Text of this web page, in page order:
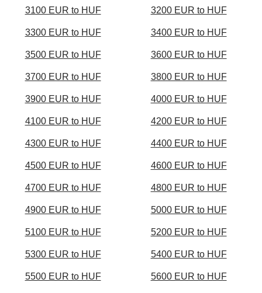
3100 EUR to HUF 3200 EUR to HUF
3300 EUR to HUF 3400 EUR to HUF
3500 EUR to HUF 3600 EUR to HUF
3700 EUR to HUF 3800 EUR to HUF
3900 EUR to HUF 4000 EUR to HUF
4100 EUR to HUF 4200 EUR to HUF
4300 EUR to HUF 4400 EUR to HUF
4500 EUR to HUF 4600 EUR to HUF
4700 EUR to HUF 4800 EUR to HUF
4900 EUR to HUF 5000 EUR to HUF
5100 EUR to HUF 5200 EUR to HUF
5300 EUR to HUF 5400 EUR to HUF
5500 EUR to HUF 5600 EUR to HUF